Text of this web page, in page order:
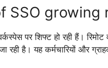
SSO growing
पर शिफ्ट हो रही हैं।
है। यह कर्मचारियों और